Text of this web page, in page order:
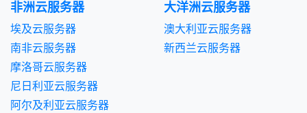
非洲云服务器
埃及云服务器
南非云服务器
摩洛哥云服务器
尼日利亚云服务器
阿尔及利亚云服务器
大洋洲云服务器
澳大利亚云服务器
新西兰云服务器